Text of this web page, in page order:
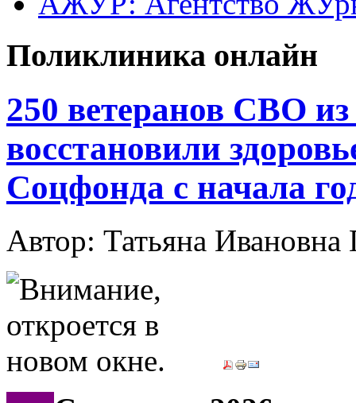
Поликлиника онлайн
250 ветеранов СВО
восстановили
Соцфонда с начала
Автор: Татьяна